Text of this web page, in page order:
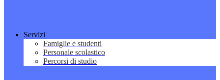
Servizi
Famiglie e studenti
Personale scolastico
Percorsi di studio